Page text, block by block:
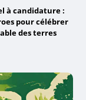
à candidature :
pour célébrer
des terres